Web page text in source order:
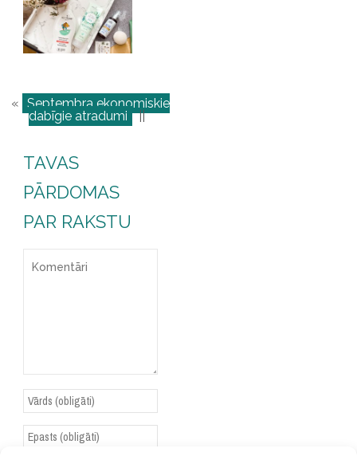
« Septembra ekonomiskie
dabīgie atradumi ||
TAVAS
PĀRDOMAS
PAR RAKSTU